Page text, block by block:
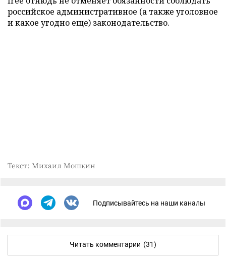
российское административное (а также уголовное
и какое угодно еще) законодательство.
Текст: Михаил Мошкин
Подписывайтесь на наши каналы
Читать комментарии (31)